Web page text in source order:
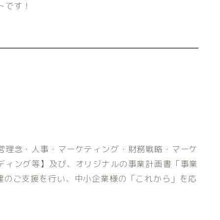
す！
念・人事・マーケティング・財務戦略・マーケ
ング等】及び、オリジナルの事業計画書「事業
ご支援を行い、中小企業様の「これから」を応